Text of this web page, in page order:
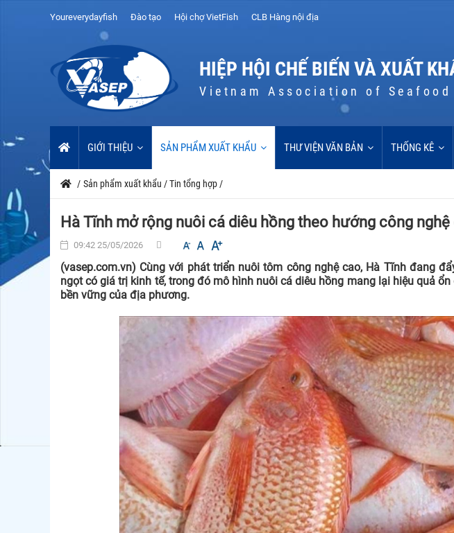
Youreverydayfish Đào tạo Hội chợ VietFish CLB Hàng nội địa
HIỆP HỘI CHẾ BIẾN VÀ XUẤT
Vietnam Association of
GIỚI THIỆU SẢN PHẨM XUẤT KHẨU THƯ VIỆN VĂN BẢN THỐNG KÊ
/ Sản phẩm xuất khẩu /Tin tổng hợp /
Hà Tĩnh mở rộng nuôi cá diêu hồng theo hướng công
09:42 25/05/2026
(vasep.com.vn) Cùng với phát triển nuôi tôm công nghệ cao, Hà Tĩnh đang
ngọt có giá trị kinh tế, trong đó mô hình nuôi cá diêu hồng mang lại hiệu quả
bền vững của địa phương.